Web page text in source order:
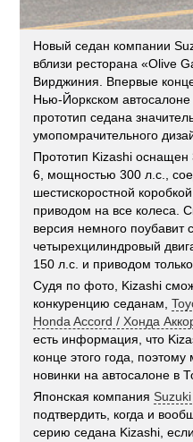
Новый седан компании
вблизи ресторана «Olive
Вирджиния. Впервые
Нью-Йоркском
прототип седана
умопомрачительного
Прототип Kizashi оснащен
6, мощностью 300 л.с.,
шестискоростной
приводом на все колеса.
версия немного поубавит
четырехцилиндровый
150 л.с. и приводом
Судя по фото, Kizashi
конкуренцию седанам,
Honda Accord / Хонда
есть информация, что
конце этого года,
новинки на автосалоне в
Японская компания
подтвердить, когда и
серию седана Kizashi,